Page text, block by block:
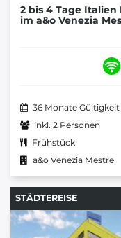
2 bis 4 Tage
im a&o Venezia
36 Monate Gültigkeit
inkl. 2 Personen
Frühstück
a&o Venezia Mestre
STÄDTEREISE